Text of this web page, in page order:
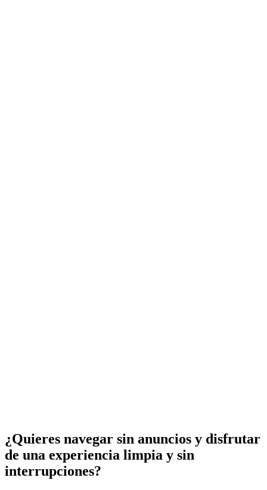
¿Quieres navegar sin anuncios y disfrutar
de una experiencia limpia y sin
interrupciones?